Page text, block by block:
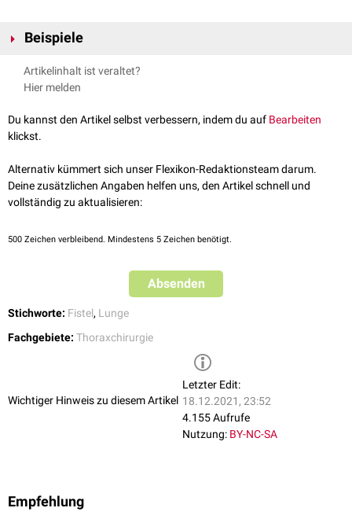
Beispiele
Lungenfisteln, die vom Bronchialsystem ausgehen, werden auch als
Bronchialfisteln
Bronchopleurale Fistel
Bronchomediastinale Fistel
Arteriobronchiale Fistel
Venobronchiale Fistel
Artikelinhalt ist veraltet?
Hier melden
Du kannst den Artikel selbst verbessern, indem du auf Bearbeiten
klickst.
Alternativ kümmert sich unser Flexikon-Redaktionsteam darum.
Deine zusätzlichen Angaben helfen uns, den Artikel schnell und
vollständig zu aktualisieren:
500 Zeichen verbleibend. Mindestens 5 Zeichen benötigt.
Absenden
Stichworte: Fistel, Lunge
Fachgebiete: Thoraxchirurgie
Wichtiger Hinweis zu diesem Artikel
Letzter Edit:
18.12.2021, 23:52
4.155 Aufrufe
Nutzung: BY-NC-SA
Empfehlung